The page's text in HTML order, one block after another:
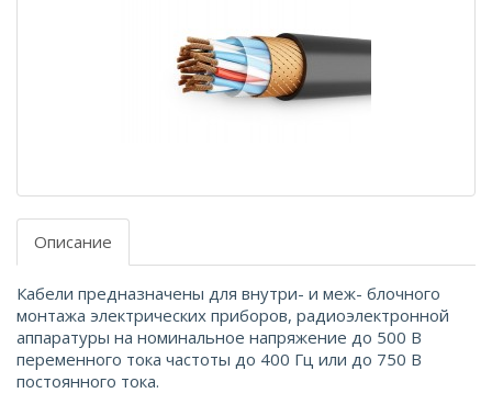
Описание
Кабели предназначены для внутри- и меж- блочного
монтажа электрических приборов, радиоэлектронной
аппаратуры на номинальное напряжение до 500 В
переменного тока частоты до 400 Гц или до 750 В
постоянного тока.